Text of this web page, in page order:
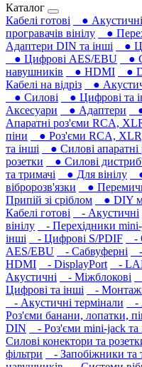
Каталог
Кабелі готові
● Акустичні
програвачів вінілу
●
Адаптери DIN та інші
●
● Цифрові AES/EBU
●
навушників‎
● HDMI ●
Кабелі на відріз
●
● Силові
● Цифрові та
Аксесуари
● Адаптери
Апаратні роз'єми RCA,
піни
● Роз'єми RCA,
та інші
● Силові апаратні
розетки
● Силові
та тримачі
● Для вінілу
вібророзв'язки
●
Припій зі сріблом
● DIY
Кабелі готові
- Акустичні
вінілу
- Перехідники
інші
- Цифрові S/PDIF -
AES/EBU
- Сабвуферні
HDMI
- DisplayPort -
Акустичні
- Міжблокові
Цифрові та інші
-
- Акустичні термінали
-
Роз'єми банани, лопатки,
DIN
- Роз'єми mini-jack та
Силові конектори та
фільтри
- Запобіжники та